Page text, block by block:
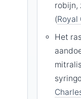
robijn,
(Royal
Het